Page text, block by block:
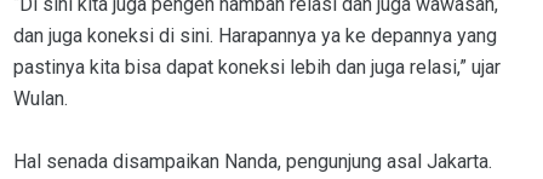
dan juga koneksi di sini. Harapannya ya ke depannya yang
pastinya kita bisa dapat koneksi lebih dan juga relasi,” ujar
Wulan.
Hal senada disampaikan Nanda, pengunjung asal Jakarta.